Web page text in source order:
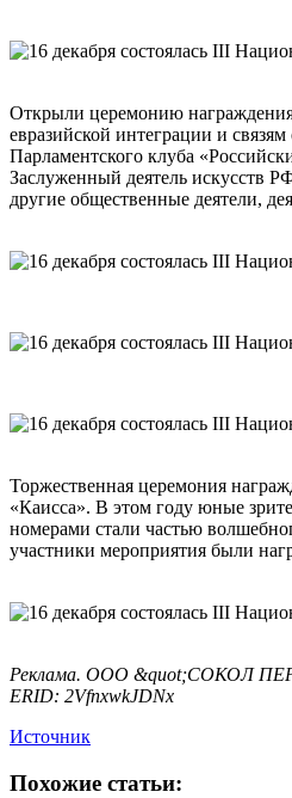
Открыли церемонию награждения
евразийской интеграции и
Парламентского клуба
Заслуженный деятель искусств
другие общественные деятели,
Торжественная церемония
«Каисса». В этом году юные
номерами стали частью
участники мероприятия были
Реклама. ООО &quot;СОКОЛ
ERID: 2VfnxwkJDNx
Источник
Похожие статьи: